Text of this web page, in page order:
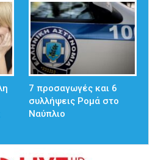
7 προσαγωγές και 6
συλλήψεις Ρομά στο
Ναύπλιο